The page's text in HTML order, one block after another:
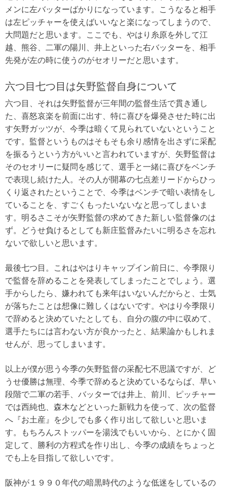
メンに左バッターばかりになっています。こうなると相手
は左ピッチャーを使えばいいなと楽になってしまうので、
大問題だと思います。ここでも、やはり糸原を外して江
越、熊谷、二軍の陽川、井上といった右バッターを、相手
先発が左の時に使うのがセオリーだと思います。
六つ目七つ目は矢野監督自身について
六つ目、それは矢野監督が三年間の監督生活で貫き通し
た、喜怒哀楽を前面に出す、特に喜びを爆発させた時に出
す矢野ガッツが、今季は暗くて見られていないということ
です。監督というものはそもそも余り感情を出さずに采配
を振るうという方がいいと言われていますが、矢野監督は
そのセオリーに疑問を感じて、選手と一緒に喜びをベンチ
で表現し続けた人。その人が開幕の七点差リードからひっ
くり返されたということで、今季はベンチで暗い表情をし
ていることを、すごくもったいないなと思ってしまいま
す。明るさこそが矢野監督の求めてきた新しい監督像のは
ず。どうせ負けるとしても新庄監督みたいに明るさを忘れ
ないで欲しいと思います。
最後七つ目。これはやはりキャップイン前日に、今季限り
で監督を辞めることを発表してしまったことでしょう。選
手からしたら、嫌われても来年はいないんだからと、士気
が落ちたことは想像に難しくはないです。やはり今季限り
で辞めると決めていたとしても、自分の腹の中に収めて、
選手たちには言わない方が良かったと、結果論かもしれま
せんが、思ってしまいます。
以上が僕が思う今季の矢野監督の采配七不思議ですが、ど
うせ優勝は無理、今季で辞めると決めているならば、早い
段階で二軍の若手、バッターでは井上、前川、ピッチャー
では西純也、森木などといった新戦力を使って、次の監督
へ『お土産』を少しでも多く作り出して欲しいと思いま
す。もちろんストッパーを湯浅でもいいから、とにかく固
定して、勝利の方程式を作り出し、今季の成績をちょっと
でも上を目指して欲しいです。
阪神が１９９０年代の暗黒時代のような低迷をしているの